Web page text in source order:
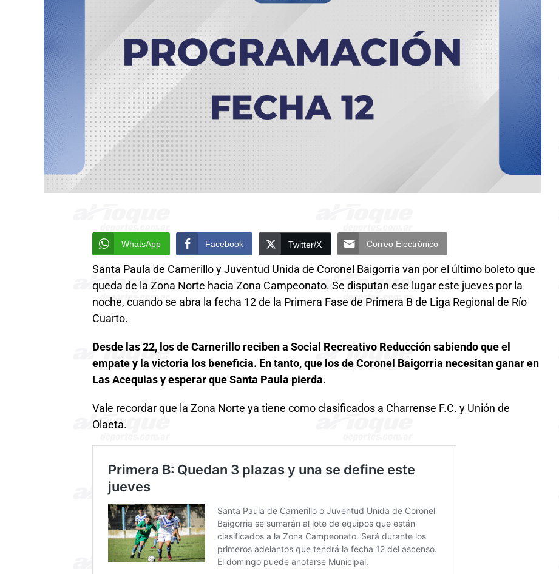
WhatsApp Facebook Twitter/X Correo Electrónico
Santa Paula de Carnerillo y Juventud Unida de Coronel Baigorria van por el último boleto que
queda de la Zona Norte hacia Zona Campeonato. Se disputan ese lugar este jueves por la
noche, cuando se abra la fecha 12 de la Primera Fase de Primera B de Liga Regional de Río
Cuarto.
Desde las 22, los de Carnerillo reciben a Social Recreativo Reducción sabiendo que el
empate y la victoria los beneficia. En tanto, que los de Coronel Baigorria necesitan ganar en
Las Acequias y esperar que Santa Paula pierda.
Vale recordar que la Zona Norte ya tiene como clasificados a Charrense F.C. y Unión de
Olaeta.